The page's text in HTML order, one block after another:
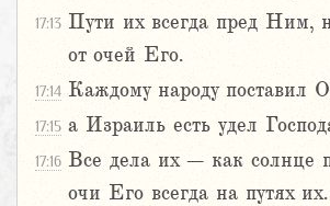
17:13 Пути их всегда пред Ним,
от очей Его.
17:14 Каждому народу поставил
17:15 а Израиль есть удел
17:16 Все дела их – как солнце
очи Его всегда на путях их.